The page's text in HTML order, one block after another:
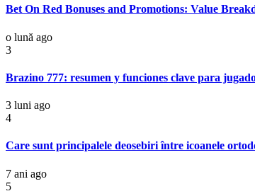
Bet On Red Bonuses and Promotions: Value
o lună ago
3
Brazino 777: resumen y funciones clave para
3 luni ago
4
Care sunt principalele deosebiri între icoanele
7 ani ago
5